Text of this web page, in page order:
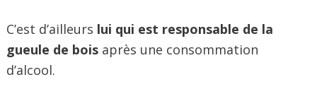
C’est d’ailleurs lui qui est responsable de la
gueule de bois après une consommation
d’alcool.